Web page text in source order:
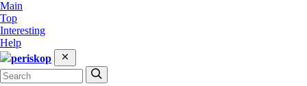
Main
Top
Interesting
Help
periskop